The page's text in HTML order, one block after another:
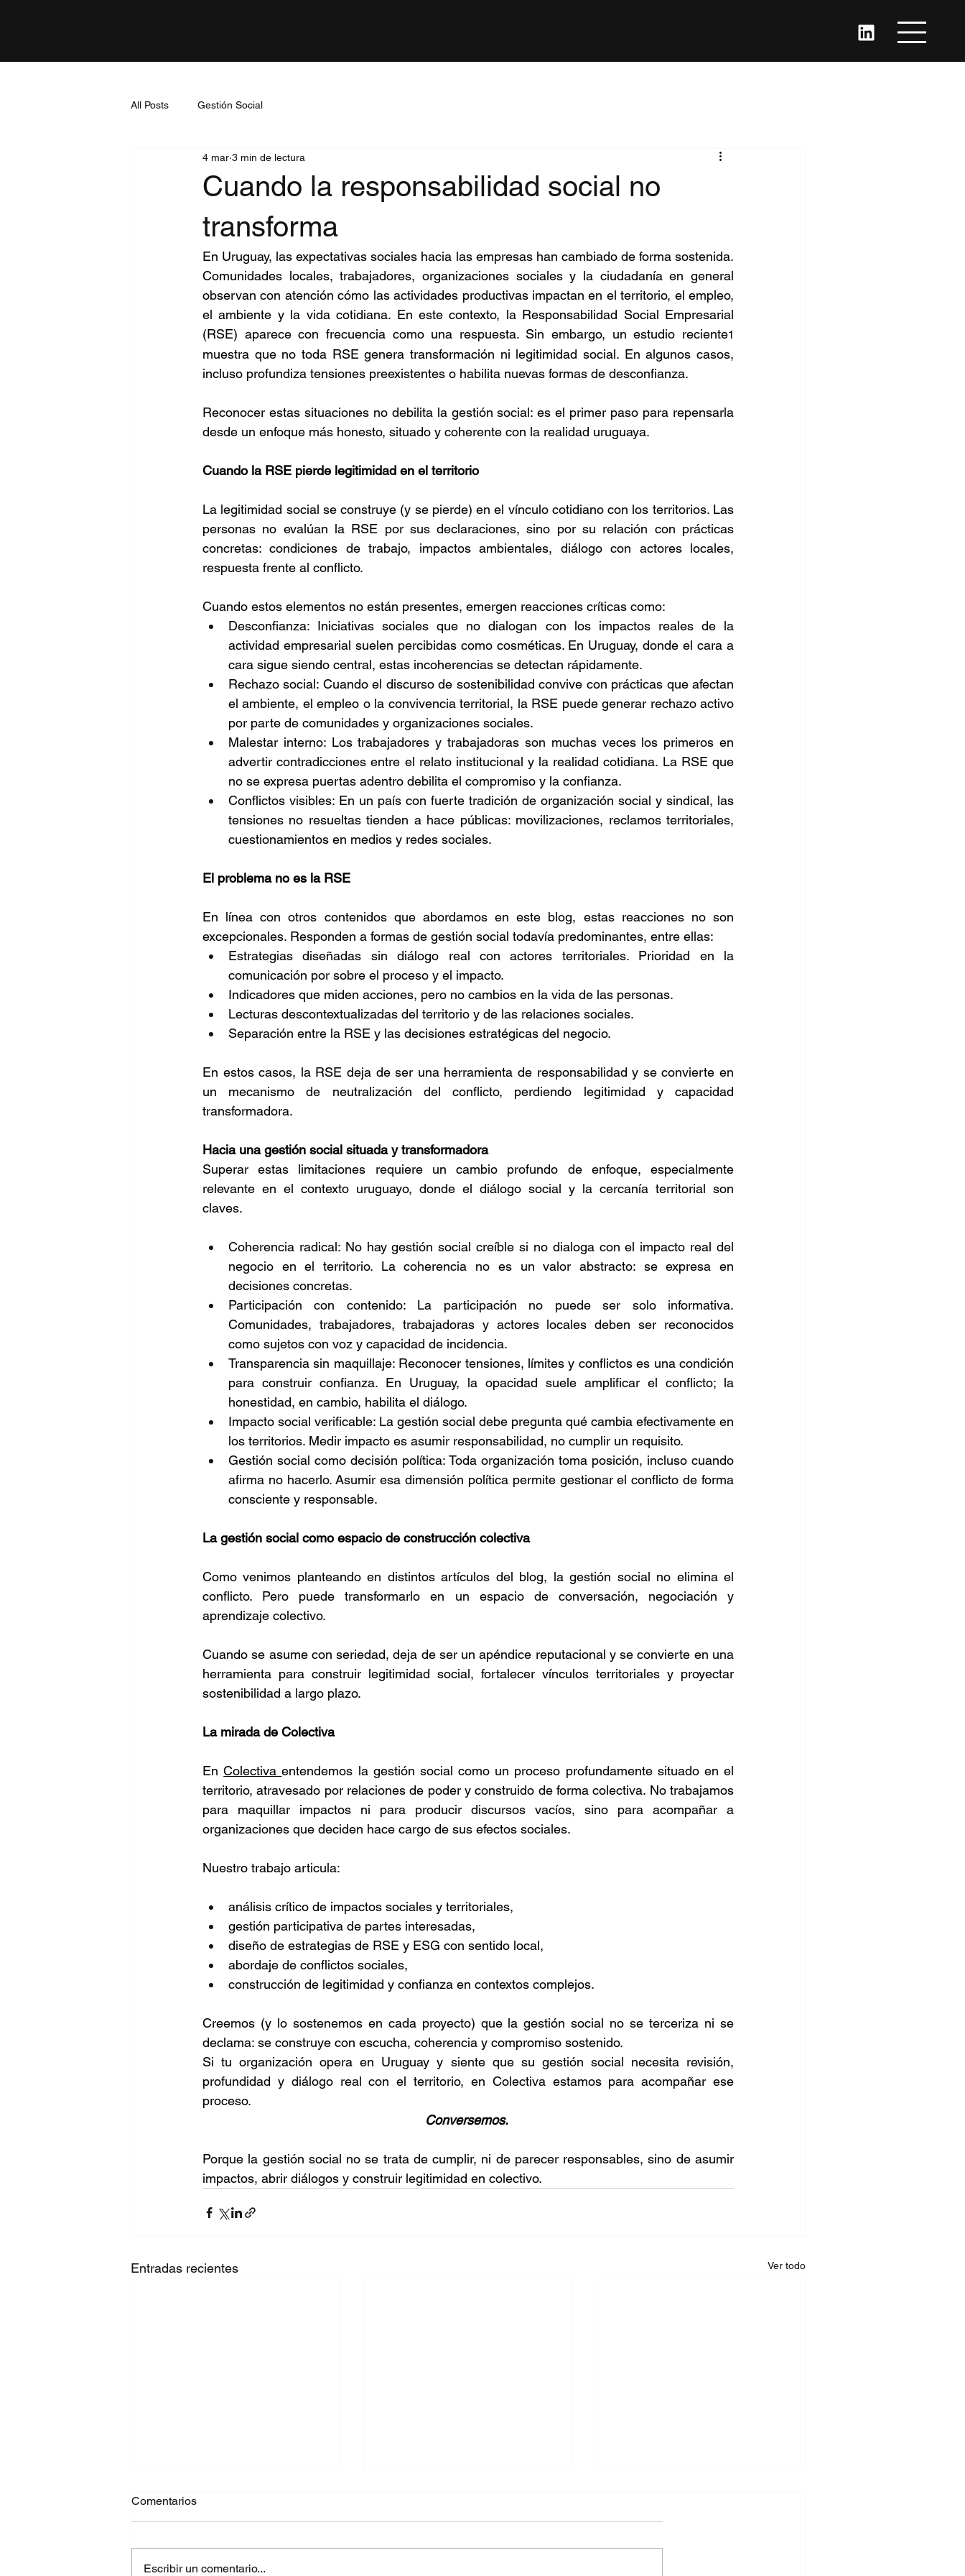
All Posts Gestión Social
Cuando la responsabilidad social no
transforma
4 mar 3 min de lectura
En Uruguay, las expectativas sociales hacia las empresas han cambiado de forma sostenida.
Comunidades locales, trabajadores, organizaciones sociales y la ciudadanía en general
observan con atención cómo las actividades productivas impactan en el territorio, el empleo,
el ambiente y la vida cotidiana. En este contexto, la Responsabilidad Social Empresarial
(RSE) aparece con frecuencia como una respuesta. Sin embargo, un estudio reciente1
muestra que no toda RSE genera transformación ni legitimidad social. En algunos casos,
incluso profundiza tensiones preexistentes o habilita nuevas formas de desconfianza.
Reconocer estas situaciones no debilita la gestión social: es el primer paso para repensarla
desde un enfoque más honesto, situado y coherente con la realidad uruguaya.
Cuando la RSE pierde legitimidad en el territorio
La legitimidad social se construye (y se pierde) en el vínculo cotidiano con los territorios. Las
personas no evalúan la RSE por sus declaraciones, sino por su relación con prácticas
concretas: condiciones de trabajo, impactos ambientales, diálogo con actores locales,
respuesta frente al conflicto.
Cuando estos elementos no están presentes, emergen reacciones críticas como:
Desconfianza: Iniciativas sociales que no dialogan con los impactos reales de la
actividad empresarial suelen percibidas como cosméticas. En Uruguay, donde el cara a
cara sigue siendo central, estas incoherencias se detectan rápidamente.
Rechazo social: Cuando el discurso de sostenibilidad convive con prácticas que afectan
el ambiente, el empleo o la convivencia territorial, la RSE puede generar rechazo activo
por parte de comunidades y organizaciones sociales.
Malestar interno: Los trabajadores y trabajadoras son muchas veces los primeros en
advertir contradicciones entre el relato institucional y la realidad cotidiana. La RSE que
no se expresa puertas adentro debilita el compromiso y la confianza.
Conflictos visibles: En un país con fuerte tradición de organización social y sindical, las
tensiones no resueltas tienden a hace públicas: movilizaciones, reclamos territoriales,
cuestionamientos en medios y redes sociales.
El problema no es la RSE
En línea con otros contenidos que abordamos en este blog, estas reacciones no son
excepcionales. Responden a formas de gestión social todavía predominantes, entre ellas:
Estrategias diseñadas sin diálogo real con actores territoriales. Prioridad en la
comunicación por sobre el proceso y el impacto.
Indicadores que miden acciones, pero no cambios en la vida de las personas.
Lecturas descontextualizadas del territorio y de las relaciones sociales.
Separación entre la RSE y las decisiones estratégicas del negocio.
En estos casos, la RSE deja de ser una herramienta de responsabilidad y se convierte en
un mecanismo de neutralización del conflicto, perdiendo legitimidad y capacidad
transformadora.
Hacia una gestión social situada y transformadora
Superar estas limitaciones requiere un cambio profundo de enfoque, especialmente
relevante en el contexto uruguayo, donde el diálogo social y la cercanía territorial son
claves.
Coherencia radical: No hay gestión social creíble si no dialoga con el impacto real del
negocio en el territorio. La coherencia no es un valor abstracto: se expresa en
decisiones concretas.
Participación con contenido: La participación no puede ser solo informativa.
Comunidades, trabajadores, trabajadoras y actores locales deben ser reconocidos
como sujetos con voz y capacidad de incidencia.
Transparencia sin maquillaje: Reconocer tensiones, límites y conflictos es una condición
para construir confianza. En Uruguay, la opacidad suele amplificar el conflicto; la
honestidad, en cambio, habilita el diálogo.
Impacto social verificable: La gestión social debe pregunta qué cambia efectivamente en
los territorios. Medir impacto es asumir responsabilidad, no cumplir un requisito.
Gestión social como decisión política: Toda organización toma posición, incluso cuando
afirma no hacerlo. Asumir esa dimensión política permite gestionar el conflicto de forma
consciente y responsable.
La gestión social como espacio de construcción colectiva
Como venimos planteando en distintos artículos del blog, la gestión social no elimina el
conflicto. Pero puede transformarlo en un espacio de conversación, negociación y
aprendizaje colectivo.
Cuando se asume con seriedad, deja de ser un apéndice reputacional y se convierte en una
herramienta para construir legitimidad social, fortalecer vínculos territoriales y proyectar
sostenibilidad a largo plazo.
La mirada de Colectiva
En Colectiva entendemos la gestión social como un proceso profundamente situado en el
territorio, atravesado por relaciones de poder y construido de forma colectiva. No trabajamos
para maquillar impactos ni para producir discursos vacíos, sino para acompañar a
organizaciones que deciden hace cargo de sus efectos sociales.
Nuestro trabajo articula:
análisis crítico de impactos sociales y territoriales,
gestión participativa de partes interesadas,
diseño de estrategias de RSE y ESG con sentido local,
abordaje de conflictos sociales,
construcción de legitimidad y confianza en contextos complejos.
Creemos (y lo sostenemos en cada proyecto) que la gestión social no se terceriza ni se
declama: se construye con escucha, coherencia y compromiso sostenido.
Si tu organización opera en Uruguay y siente que su gestión social necesita revisión,
profundidad y diálogo real con el territorio, en Colectiva estamos para acompañar ese
proceso.
Conversemos.
Porque la gestión social no se trata de cumplir, ni de parecer responsables, sino de asumir
impactos, abrir diálogos y construir legitimidad en colectivo.
Entradas recientes Ver todo
Comentarios
Escribir un comentario...